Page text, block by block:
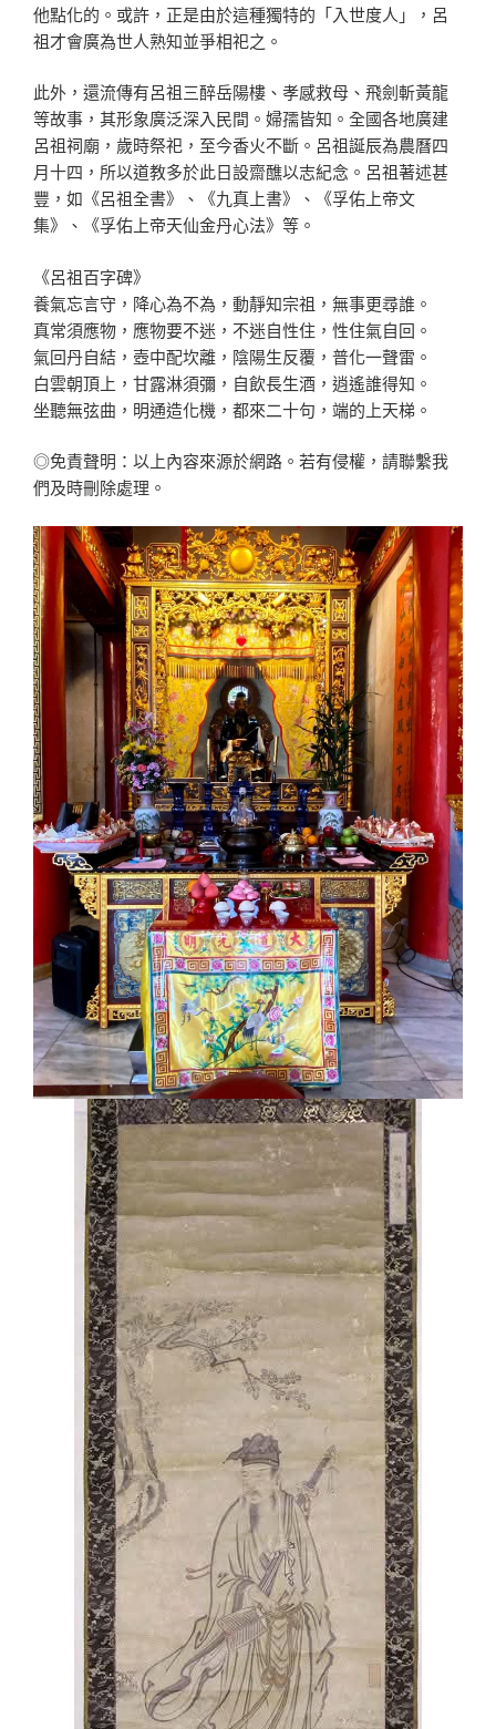
他點化的。或許，正是由於這種獨特的「入世度人」，呂
祖才會廣為世人熟知並爭相祀之。
此外，還流傳有呂祖三醉岳陽樓、孝感救母、飛劍斬黃龍
等故事，其形象廣泛深入民間。婦孺皆知。全國各地廣建
呂祖祠廟，歲時祭祀，至今香火不斷。呂祖誕辰為農曆四
月十四，所以道教多於此日設齋醮以志紀念。呂祖著述甚
豐，如《呂祖全書》、《九真上書》、《孚佑上帝文
集》、《孚佑上帝天仙金丹心法》等。
《呂祖百字碑》
養氣忘言守，降心為不為，動靜知宗祖，無事更尋誰。
真常須應物，應物要不迷，不迷自性住，性住氣自回。
氣回丹自結，壺中配坎離，陰陽生反覆，普化一聲雷。
白雲朝頂上，甘露淋須彌，自飲長生酒，逍遙誰得知。
坐聽無弦曲，明通造化機，都來二十句，端的上天梯。
◎免責聲明：以上內容來源於網路。若有侵權，請聯繫我
們及時刪除處理。